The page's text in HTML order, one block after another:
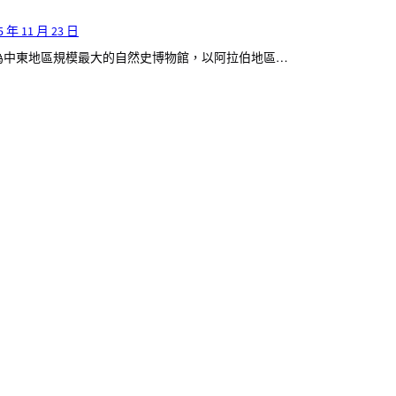
年 11 月 23 日
中東地區規模最大的自然史博物館，以阿拉伯地區…